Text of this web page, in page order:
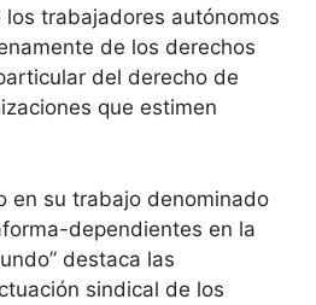
los trabajadores autónomos
de los derechos
del derecho de
que estimen
en su trabajo denominado
dependientes en la
destaca las
sindical de los